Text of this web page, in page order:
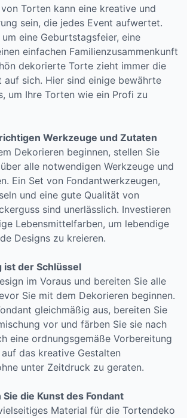
Torten kann eine kreative und
sein, die jedes Event aufwertet.
eine Geburtstagsfeier, eine
einfachen Familienzusammenkunft
dekorierte Torte zieht immer die
auf sich. Hier sind einige bewährte
um Ihre Torten wie ein Profi zu
Werkzeuge und Zutaten
Dekorieren beginnen, stellen Sie
alle notwendigen Werkzeuge und
Ein Set von Fondantwerkzeugen,
und eine gute Qualität von
sind unerlässlich. Investieren
Lebensmittelfarben, um lebendige
Designs zu kreieren.
ist der Schlüssel
im Voraus und bereiten Sie alle
Sie mit dem Dekorieren beginnen.
gleichmäßig aus, bereiten Sie
vor und färben Sie sie nach
eine ordnungsgemäße Vorbereitung
das kreative Gestalten
unter Zeitdruck zu geraten.
die Kunst des Fondant
Material für die Tortendeko